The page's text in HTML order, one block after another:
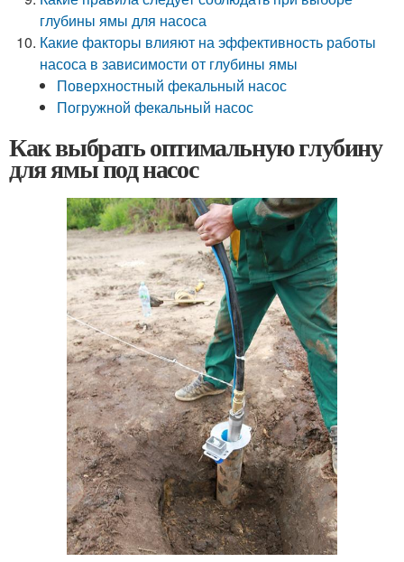
глубины ямы для насоса
Какие факторы влияют на эффективность работы
насоса в зависимости от глубины ямы
Поверхностный фекальный насос
Погружной фекальный насос
Как выбрать оптимальную глубину
для ямы под насос